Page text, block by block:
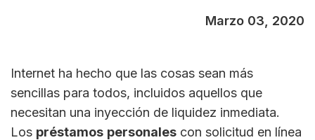
Marzo 03, 2020
Internet ha hecho que las cosas sean más
sencillas para todos, incluidos aquellos que
necesitan una inyección de liquidez inmediata.
Los préstamos personales con solicitud en línea